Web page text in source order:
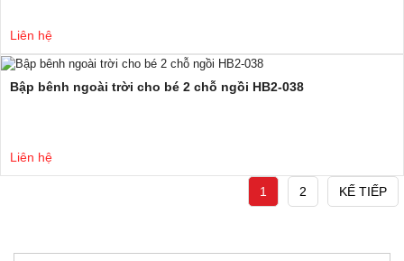
Liên hệ
Bập bênh ngoài trời cho bé 2 chỗ ngồi HB2-038
Liên hệ
1 2 KẾ TIẾP